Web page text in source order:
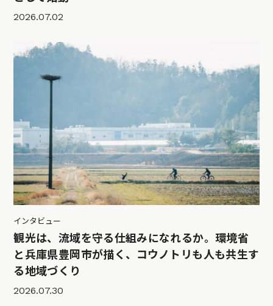
2026.07.02
インタビュー
観光は、流域を守る仕組みになれるか。環境省
と兵庫県豊岡市が描く、コウノトリも人も共生す
る地域づくり
2026.07.30